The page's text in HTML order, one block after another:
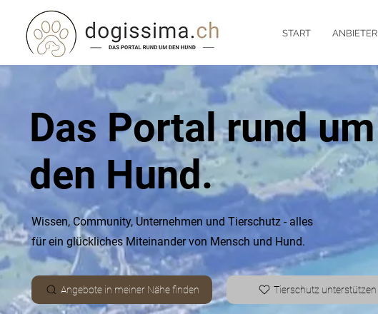
START ANBIETER
Tierschutz unterstützen
Angebote in meiner Nähe finden
Wissen, Community, Unternehmen und Tierschutz - alles
für ein glückliches Miteinander von Mensch und Hund.
Das Portal rund um
den Hund.